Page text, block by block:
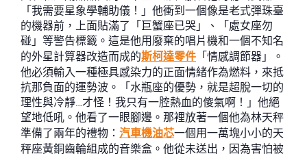
「我需要星象學輔助儀！」他衝到一個像是老式彈珠臺
的機器前，上面貼滿了「巨蟹座已哭」、「處女座勿
碰」等警告標籤。這是他用廢棄的唱片機和一個不知名
的外星計算器改造而成的斯柯達零件 「情感調節器」。
他必須輸入一種極具感染力的正面情緒作為燃料，來抵
抗那負面的運勢波。「水瓶座的優勢，就是超脫一切的
理性與冷靜…才怪！我只有一腔熱血的傻氣啊！」他絕
望地低吼。他看了一眼腳邊。那裡放著一個他為林天秤
準備了兩年的禮物： 汽車機油芯一個用一萬塊小小的天
秤座黃銅齒輪組成的音樂盒。他從未送出，因為害怕被